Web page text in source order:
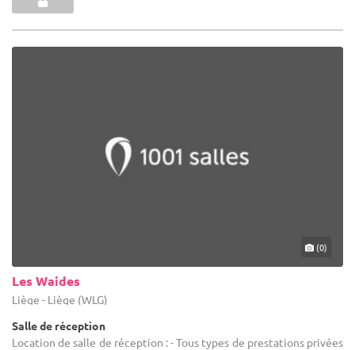
(0)
Les Waides
Liège - Liège (WLG)
Salle de réception
Location de salle de réception : - Tous types de prestations privées